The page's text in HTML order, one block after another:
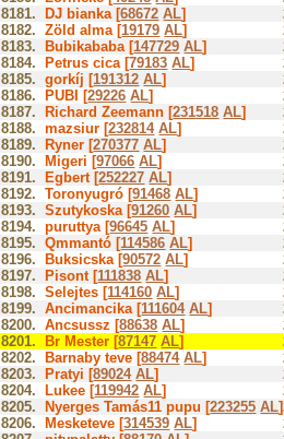
8181. DJ bianka [68672 AL]
8182.Zöld alma [19179 AL]
8183. Bubikababa [147729 AL]
8184. Petrus cica [79183 AL]
8185.gorkíj [191312 AL]
8186. PUBI [29226 AL]
8187. Richard Zeemann [231518 AL]
8188.mazsiur [232814 AL]
8189. Ryner [270377 AL]
8190. Migeri [97066 AL]
8191. Egbert [252227 AL]
8192.Toronyugró [91468 AL]
8193.Szutykoska [91260 AL]
8194.puruttya [96645 AL]
8195.Qmmantó [114586 AL]
8196. Buksicska [90572 AL]
8197. Pisont [111838 AL]
8198.Selejtes [114160 AL]
8199.Ancimancika [111604 AL]
8200.Ancsussz [88638 AL]
8201. Br Mester [87147 AL]
8202. Barnaby teve [88474 AL]
8203. Pratyi [89024 AL]
8204. Lukee [119942 AL]
8205. Nyerges Tamás11 pupu [223255 AL]
8206. Mesketeve [314539 AL]